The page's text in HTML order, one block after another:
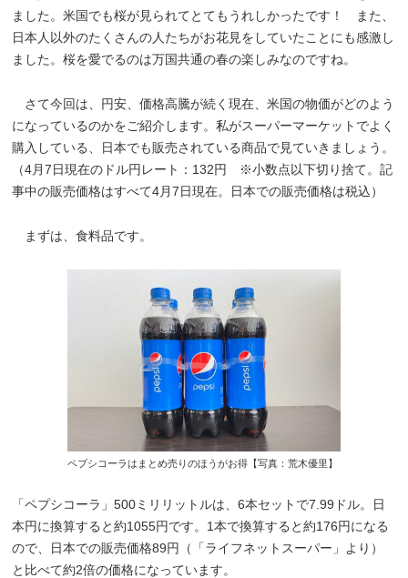
ました。米国でも桜が見られてとてもうれしかったです！ また、
日本人以外のたくさんの人たちがお花見をしていたことにも感激し
ました。桜を愛でるのは万国共通の春の楽しみなのですね。
さて今回は、円安、価格高騰が続く現在、米国の物価がどのよう
になっているのかをご紹介します。私がスーパーマーケットでよく
購入している、日本でも販売されている商品で見ていきましょう。
（4月7日現在のドル円レート：132円 ※小数点以下切り捨て。記
事中の販売価格はすべて4月7日現在。日本での販売価格は税込）
まずは、食料品です。
ペプシコーラはまとめ売りのほうがお得【写真：荒木優里】
「ペプシコーラ」500ミリリットルは、6本セットで7.99ドル。日
本円に換算すると約1055円です。1本で換算すると約176円になる
ので、日本での販売価格89円（「ライフネットスーパー」より）
と比べて約2倍の価格になっています。